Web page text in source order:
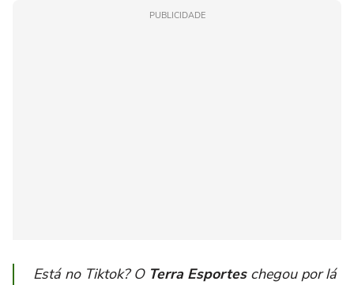
PUBLICIDADE
Está no Tiktok? O Terra Esporteschegou por lá